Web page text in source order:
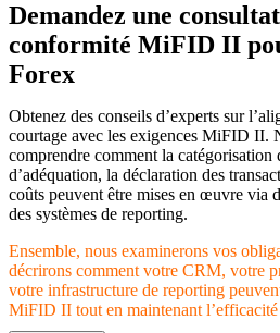
Demandez une
conformité MiFID II
Forex
Obtenez des conseils d’experts sur
courtage avec les exigences MiFID II.
comprendre comment la catégorisation
d’adéquation, la déclaration des
coûts peuvent être mises en œuvre via
des systèmes de reporting.
Ensemble, nous examinerons vos
décrirons comment votre CRM, votre
votre infrastructure de reporting
MiFID II tout en maintenant